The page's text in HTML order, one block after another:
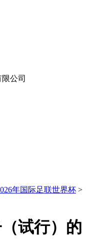
年国际足联世界杯 >
试行）的